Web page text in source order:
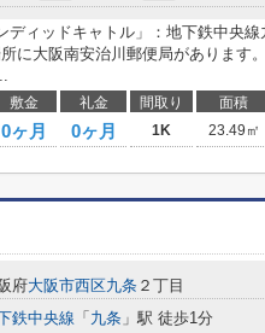
ディッドキャトル」：地下鉄中央
に大阪南安治川郵便局があります
敷金 礼金 間取り 面積
0ヶ月 0ヶ月 1K 23.49㎡
府大阪市西区九条 ２丁目
鉄中央線 「 九条 」駅 徒歩1分